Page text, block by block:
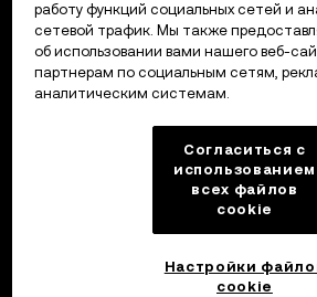
работу функций социальных сетей и
сетевой трафик. Мы также
об использовании вами нашего веб-
партнерам по социальным сетям,
аналитическим системам.
Согласиться с
использованием
всех файлов
cookie
Настройки
cookie